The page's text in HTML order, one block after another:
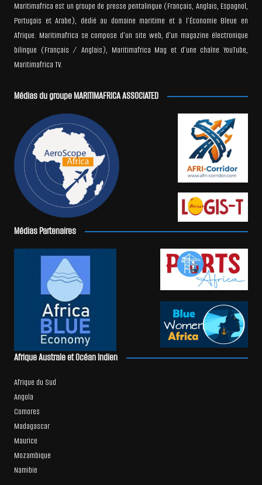
Maritimafrica est un groupe de presse pentalingue (Français, Anglais, Espagnol,
Portugais et Arabe), dédié au domaine maritime et à l’Économie Bleue en
Afrique. Maritimafrica se compose d’un site web, d’un magazine électronique
bilingue (Français / Anglais), Maritimafrica Mag et d’une chaîne YouTube,
Maritimafrica TV.
Médias du groupe MARITIMAFRICA ASSOCIATED
Médias Partenaires
Afrique Australe et Océan Indien
Afrique du Sud
Angola
Comores
Madagascar
Maurice
Mozambique
Namibie